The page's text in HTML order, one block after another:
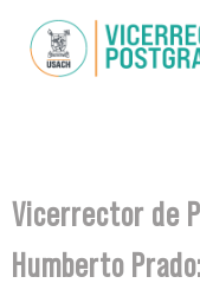
main
You are here
Vicerrector de
Humberto